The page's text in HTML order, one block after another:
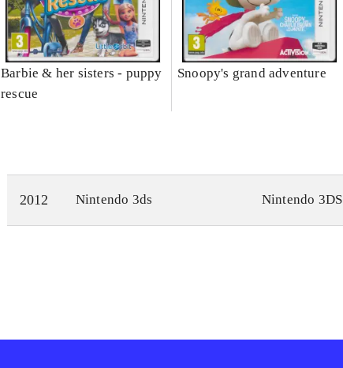
Barbie & her sisters - puppy
rescue
Snoopy's grand adventure
2012 Nintendo 3ds Nintendo 3DS